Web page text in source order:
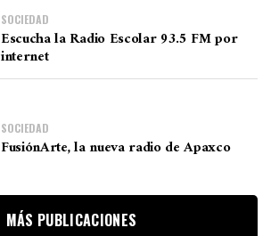
SOCIEDAD
Escucha la Radio Escolar 93.5 FM por
internet
SOCIEDAD
FusiónArte, la nueva radio de Apaxco
MÁS PUBLICACIONES